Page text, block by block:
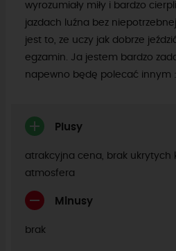
wyrozumiały miły i bardzo
jazdach luźna bez
jest to, ze uczy jak dobrze
egzamin. Ja jestem bardzo
napewno będę polecać innym
Plusy
atrakcyjna cena, brak ukrytych
atmosfera
Minusy
brak